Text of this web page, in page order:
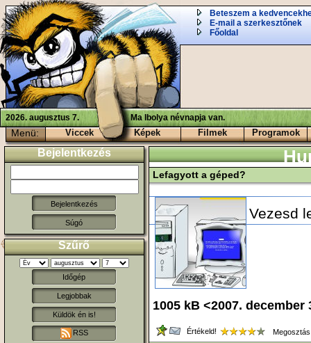
Beteszem a
E-mail a szerkesztőnek
Főoldal
2026. augusztus 7. Ma Ibolya névnapja van.
Menü: Viccek Képek Filmek Programok
Bejelentkezés
Súgó
Szűrő
Időgép
Legjobbak
Küldök én is!
RSS
Lefagyott a géped?
Vezesd
1005 kB <2007.
Értékeld!